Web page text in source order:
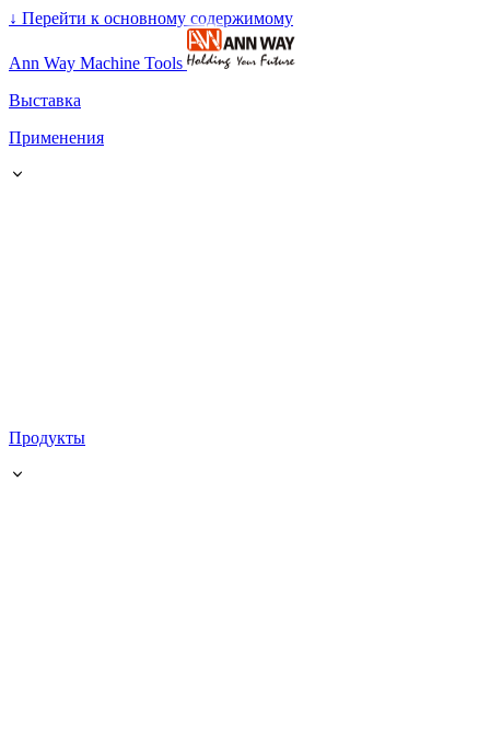
↓ Перейти к основному содержимому
Ann Way Machine Tools
Выставка
Применения
Продукты